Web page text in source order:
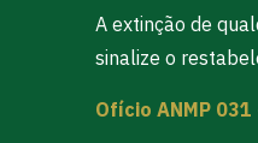
A extinção de
sinalize o
Ofício ANMP